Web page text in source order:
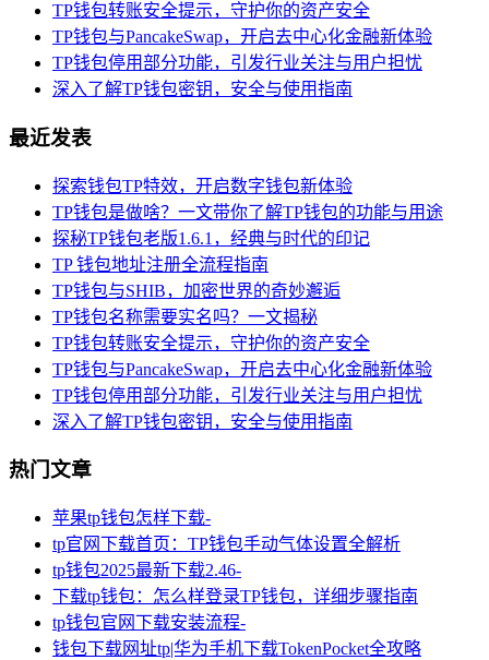
TP钱包转账安全提示，守护你的资产安全
TP钱包与PancakeSwap，开启去中心化金融新体验
TP钱包停用部分功能，引发行业关注与用户担忧
深入了解TP钱包密钥，安全与使用指南
最近发表
探索钱包TP特效，开启数字钱包新体验
TP钱包是做啥？一文带你了解TP钱包的功能与用途
探秘TP钱包老版1.6.1，经典与时代的印记
TP 钱包地址注册全流程指南
TP钱包与SHIB，加密世界的奇妙邂逅
TP钱包名称需要实名吗？一文揭秘
TP钱包转账安全提示，守护你的资产安全
TP钱包与PancakeSwap，开启去中心化金融新体验
TP钱包停用部分功能，引发行业关注与用户担忧
深入了解TP钱包密钥，安全与使用指南
热门文章
苹果tp钱包怎样下载-
tp官网下载首页：TP钱包手动气体设置全解析
tp钱包2025最新下载2.46-
下载tp钱包：怎么样登录TP钱包，详细步骤指南
tp钱包官网下载安装流程-
钱包下载网址tp|华为手机下载TokenPocket全攻略